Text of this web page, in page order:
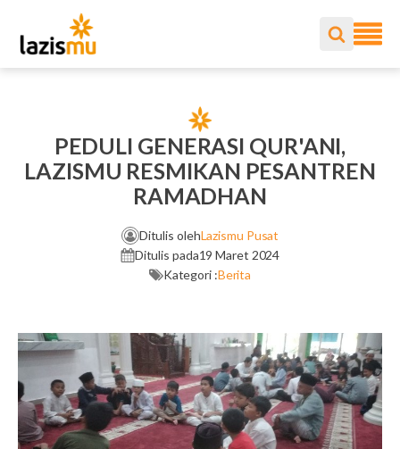
PEDULI GENERASI QUR'ANI,
LAZISMU RESMIKAN PESANTREN
RAMADHAN
Ditulis olehLazismu Pusat
Ditulis pada19 Maret 2024
Kategori :Berita